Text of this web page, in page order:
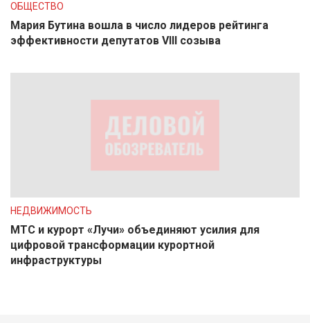
ОБЩЕСТВО
Мария Бутина вошла в число лидеров рейтинга
эффективности депутатов VIII созыва
НЕДВИЖИМОСТЬ
МТС и курорт «Лучи» объединяют усилия для
цифровой трансформации курортной
инфраструктуры